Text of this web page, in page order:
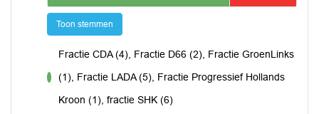
Toon stemmen
Fractie CDA (4), Fractie D66 (2), Fractie GroenLinks
(1), Fractie LADA (5), Fractie Progressief Hollands
Kroon (1), fractie SHK (6)